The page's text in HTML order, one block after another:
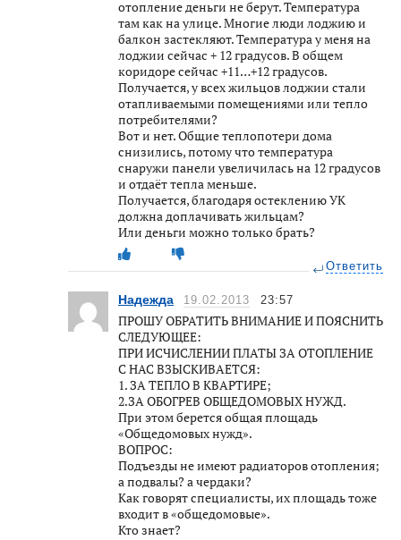
отопление деньги не берут. Температура
там как на улице. Многие люди лоджию и
балкон застекляют. Температура у меня на
лоджии сейчас + 12 градусов. В общем
коридоре сейчас +11…+12 градусов.
Получается, у всех жильцов лоджии стали
отапливаемыми помещениями или тепло
потребителями?
Вот и нет. Общие теплопотери дома
снизились, потому что температура
снаружи панели увеличилась на 12 градусов
и отдаёт тепла меньше.
Получается, благодаря остеклению УК
должна доплачивать жильцам?
Или деньги можно только брать?
Ответить
Надежда 19.02.2013 23:57
ПРОШУ ОБРАТИТЬ ВНИМАНИЕ И ПОЯСНИТЬ
СЛЕДУЮЩЕЕ:
ПРИ ИСЧИСЛЕНИИ ПЛАТЫ ЗА ОТОПЛЕНИЕ
С НАС ВЗЫСКИВАЕТСЯ:
1. ЗА ТЕПЛО В КВАРТИРЕ;
2.ЗА ОБОГРЕВ ОБЩЕДОМОВЫХ НУЖД.
При этом берется общая площадь
«Общедомовых нужд».
ВОПРОС:
Подъезды не имеют радиаторов отопления;
а подвалы? а чердаки?
Как говорят специалисты, их площадь тоже
входит в «общедомовые».
Кто знает?